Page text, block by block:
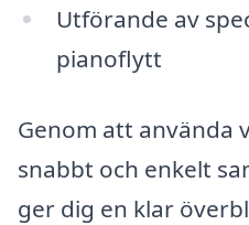
Utförande av
pianoflytt
Genom att använda
snabbt och enkelt
ger dig en klar